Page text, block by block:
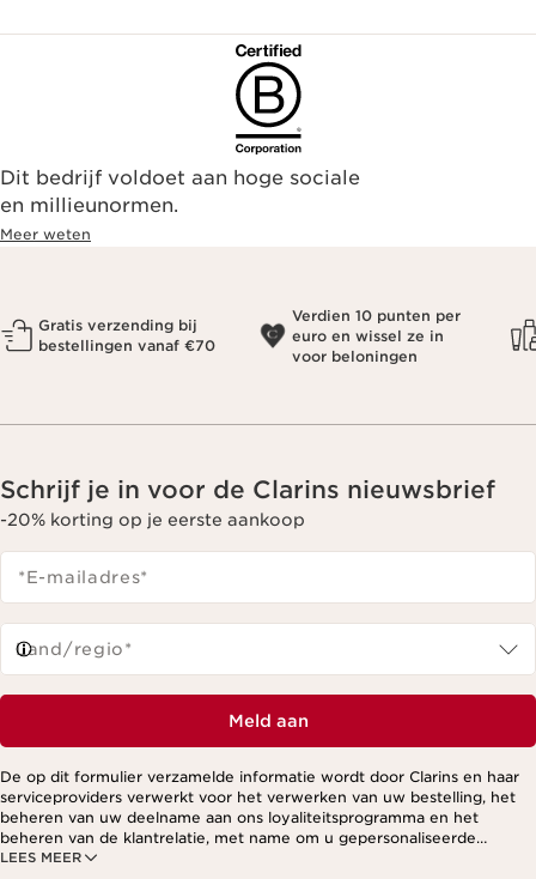
Dit bedrijf voldoet aan hoge sociale
en millieunormen.
Meer weten
Gratis verzending bij
bestellingen vanaf €70
Verdien 10 punten per
euro en wissel ze in
voor beloningen
Schrijf je in voor de Clarins nieuwsbrief
-20% korting op je eerste aankoop
*E-mailadres*
Land/regio*
Meld aan
LEES MEER
De op dit formulier verzamelde informatie wordt door Clarins en haar
serviceproviders verwerkt voor het verwerken van uw bestelling, het
beheren van uw deelname aan ons loyaliteitsprogramma en het
beheren van de klantrelatie, met name om u gepersonaliseerde
aanbiedingen te kunnen sturen op basis van uw eerdere aankopen en